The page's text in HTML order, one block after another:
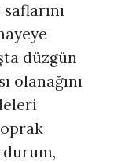
düzgün
olanağını